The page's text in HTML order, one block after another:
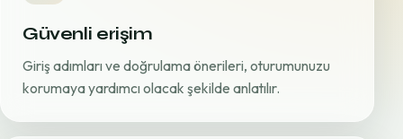
Güvenli erişim
Giriş adımları ve doğrulama önerileri, oturumunuzu
korumaya yardımcı olacak şekilde anlatılır.